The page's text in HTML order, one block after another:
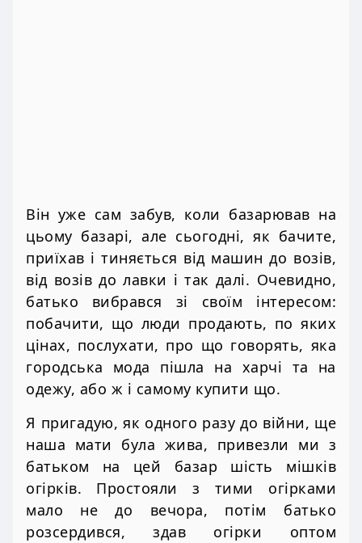
Він уже сам забув, коли базарював на
цьому базарі, але сьогодні, як бачите,
приїхав і тиняється від машин до возів,
від возів до лавки і так далі. Очевидно,
батько вибрався зі своїм інтересом:
побачити, що люди продають, по яких
цінах, послухати, про що говорять, яка
городська мода пішла на харчі та на
одежу, або ж і самому купити що.
Я пригадую, як одного разу до війни, ще
наша мати була жива, привезли ми з
батьком на цей базар шість мішків
огірків. Простояли з тими огірками
мало не до вечора, потім батько
розсердився, здав огірки оптом